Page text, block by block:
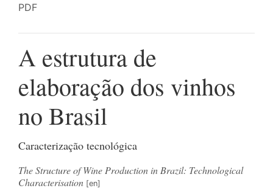
PDF
A estrutura de
elaboração dos vinhos
no Brasil
Caracterização tecnológica
The Structure of Wine Production in Brazil: Technological
Characterisation